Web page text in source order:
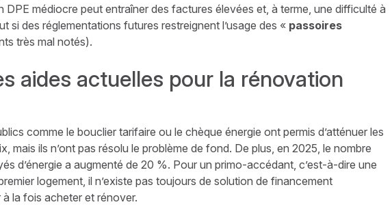
DPE médiocre peut entraîner des factures élevées et, à terme, une difficulté à
si des réglementations futures restreignent l’usage des « passoires
très mal notés).
aides actuelles pour la rénovation
comme le bouclier tarifaire ou le chèque énergie ont permis d’atténuer les
mais ils n’ont pas résolu le problème de fond. De plus, en 2025, le nombre
d’énergie a augmenté de 20 %. Pour un primo-accédant, c’est-à-dire une
logement, il n’existe pas toujours de solution de financement
la fois acheter et rénover.